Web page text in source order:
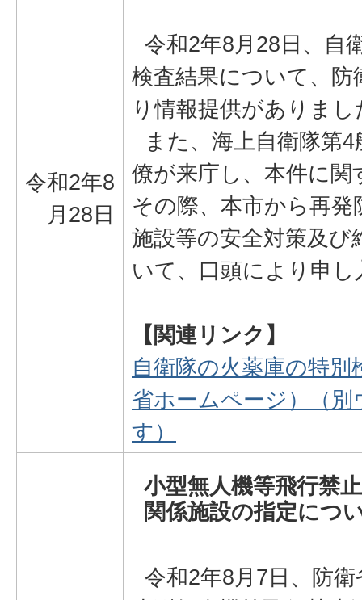
令和2年8
月28日
令和2年8月28日、自
検査結果について、防
り情報提供がありまし
また、海上自衛隊第
僚が来庁し、本件に
その際、本市から再
施設等の安全対策及び
いて、口頭により申
【関連リンク】
自衛隊の火薬庫の特
省ホームページ）（
す）
小型無人機等飛行禁
関係施設の指定につ
令和2年8月7日、防